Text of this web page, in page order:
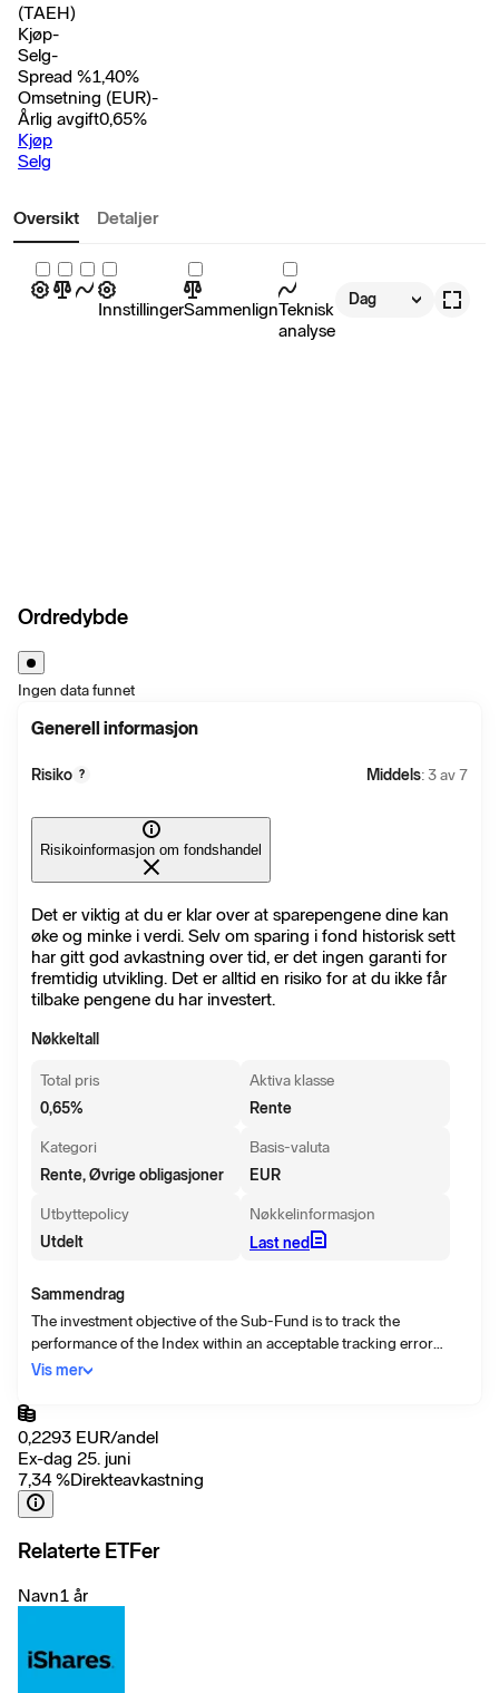
(TAEH)
Kjøp-
Selg-
Spread %1,40%
Omsetning (EUR)-
Årlig avgift0,65%
Kjøp
Selg
Oversikt Detaljer
InnstillingerSammenlignTeknisk
analyse
Dag
Ordredybde
Ingen data funnet
Generell informasjon
Risiko ? Middels: 3 av 7
Risikoinformasjon om fondshandel
Det er viktig at du er klar over at sparepengene dine kan
øke og minke i verdi. Selv om sparing i fond historisk sett
har gitt god avkastning over tid, er det ingen garanti for
fremtidig utvikling. Det er alltid en risiko for at du ikke får
tilbake pengene du har investert.
Nøkkeltall
Total pris
0,65%
Aktiva klasse
Rente
Kategori
Rente, Øvrige obligasjoner
Basis-valuta
EUR
Utbyttepolicy
Utdelt
Nøkkelinformasjon
Last ned
Sammendrag
The investment objective of the Sub-Fund is to track the
performance of the Index within an acceptable tracking error
(which will take into account, amongst other things, the fees and
return, taking into account both capital and income returns, which
reflects the return of the Index. There can be no assurance that the
Sub-Fund will achieve its investment objective. Investors should
note that an investment in the Sub-Fund should not constitute a
substantial proportion of an investment portfolio and may not be
appropriate for all investors.
Vis mer
0,2293 EUR/andel
Ex-dag 25. juni
7,34 %Direkteavkastning
Relaterte ETFer
Navn1 år